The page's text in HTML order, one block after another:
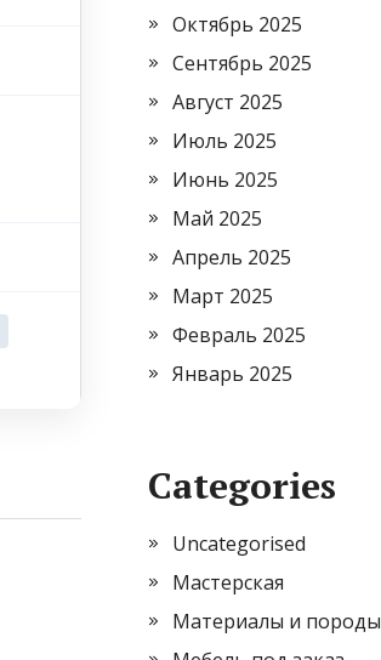
Октябрь 2025
Сентябрь 2025
Август 2025
Июль 2025
Июнь 2025
Май 2025
Апрель 2025
Март 2025
Февраль 2025
Январь 2025
Categories
Uncategorised
Мастерская
Материалы и породы